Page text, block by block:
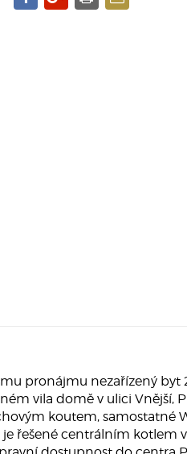
pronájmu nezařízený byt
vila domě v ulici
koutem, samostatné
řešené centrálním kotlem